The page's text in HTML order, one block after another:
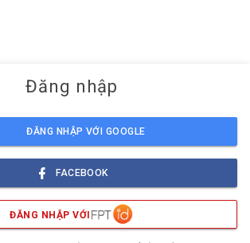
Đăng nhập
ĐĂNG NHẬP VỚI GOOGLE
FACEBOOK
ĐĂNG NHẬP VỚI